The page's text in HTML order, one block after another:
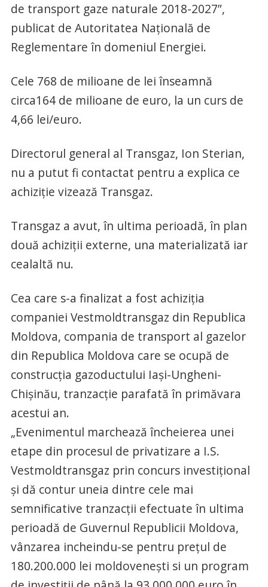
de transport gaze naturale 2018-2027”,
publicat de Autoritatea Naţională de
Reglementare în domeniul Energiei.
Cele 768 de milioane de lei înseamnă
circa164 de milioane de euro, la un curs de
4,66 lei/euro.
Directorul general al Transgaz, Ion Sterian,
nu a putut fi contactat pentru a explica ce
achiziţie vizează Transgaz.
Transgaz a avut, în ultima perioadă, în plan
două achiziţii externe, una materializată iar
cealaltă nu.
Cea care s-a finalizat a fost achiziţia
companiei Vestmoldtransgaz din Republica
Moldova, compania de transport al gazelor
din Republica Moldova care se ocupă de
construcţia gazoductului Iaşi-Ungheni-
Chişinău, tranzacţie parafată în primăvara
acestui an.
„Evenimentul marchează încheierea unei
etape din procesul de privatizare a I.S.
Vestmoldtransgaz prin concurs investiţional
şi dă contur uneia dintre cele mai
semnificative tranzacţii efectuate în ultima
perioadă de Guvernul Republicii Moldova,
vânzarea incheindu-se pentru preţul de
180.200.000 lei moldoveneşti si un program